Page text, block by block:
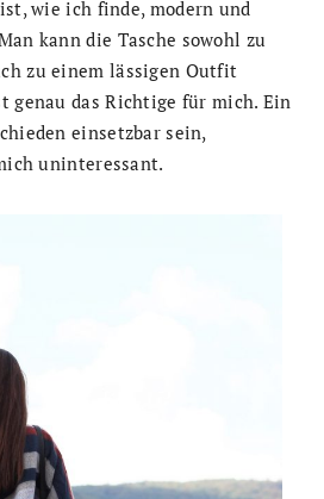
wie ich finde, modern und
kann die Tasche sowohl zu
zu einem lässigen Outfit
genau das Richtige für mich. Ein
einsetzbar sein,
uninteressant.